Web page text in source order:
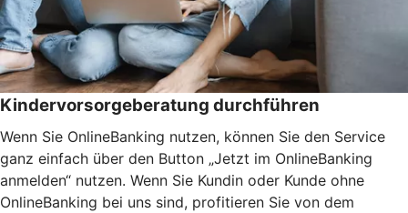
Kindervorsorgeberatung durchführen
Wenn Sie OnlineBanking nutzen, können Sie den Service
ganz einfach über den Button „Jetzt im OnlineBanking
anmelden“ nutzen. Wenn Sie Kundin oder Kunde ohne
OnlineBanking bei uns sind, profitieren Sie von dem